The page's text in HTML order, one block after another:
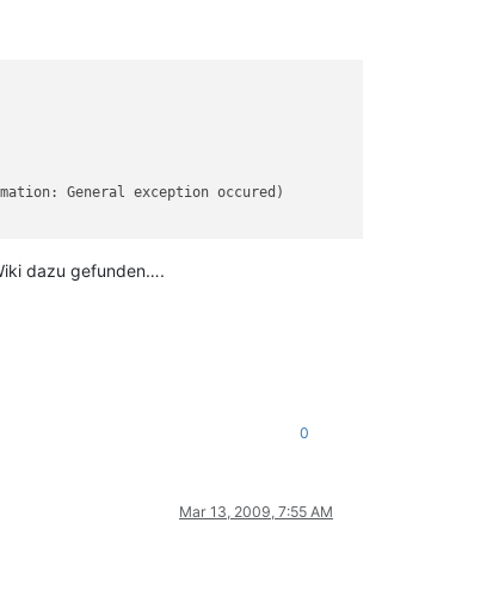
General exception occured)
dazu gefunden….
0
Mar 13, 2009, 7:55 AM